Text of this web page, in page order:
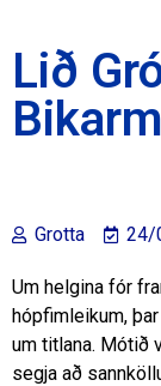
Lið
Grotta 24/
Um helgina fór
hópfimleikum,
um titlana. Mótið
segja að